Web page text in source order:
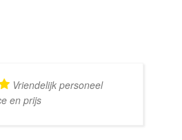
Vriendelijk personeel
en prijs